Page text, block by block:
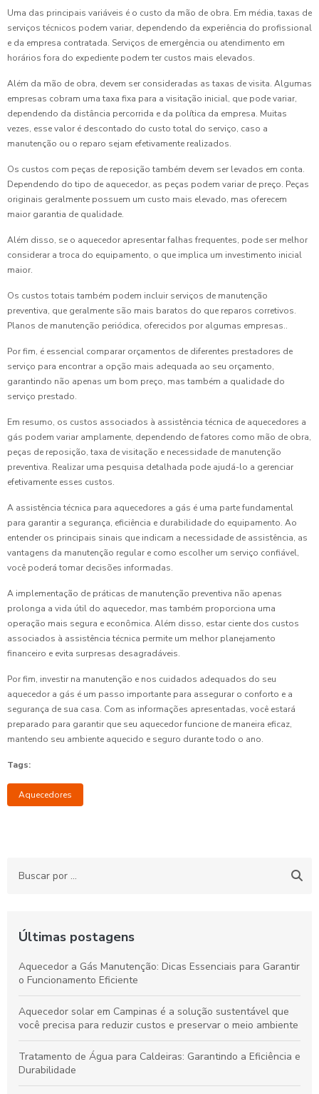
Uma das principais variáveis é o custo da mão de obra. Em média, taxas de
serviços técnicos podem variar, dependendo da experiência do profissional
e da empresa contratada. Serviços de emergência ou atendimento em
horários fora do expediente podem ter custos mais elevados.
Além da mão de obra, devem ser consideradas as taxas de visita. Algumas
empresas cobram uma taxa fixa para a visitação inicial, que pode variar,
dependendo da distância percorrida e da política da empresa. Muitas
vezes, esse valor é descontado do custo total do serviço, caso a
manutenção ou o reparo sejam efetivamente realizados.
Os custos com peças de reposição também devem ser levados em conta.
Dependendo do tipo de aquecedor, as peças podem variar de preço. Peças
originais geralmente possuem um custo mais elevado, mas oferecem
maior garantia de qualidade.
Além disso, se o aquecedor apresentar falhas frequentes, pode ser melhor
considerar a troca do equipamento, o que implica um investimento inicial
maior.
Os custos totais também podem incluir serviços de manutenção
preventiva, que geralmente são mais baratos do que reparos corretivos.
Planos de manutenção periódica, oferecidos por algumas empresas..
Por fim, é essencial comparar orçamentos de diferentes prestadores de
serviço para encontrar a opção mais adequada ao seu orçamento,
garantindo não apenas um bom preço, mas também a qualidade do
serviço prestado.
Em resumo, os custos associados à assistência técnica de aquecedores a
gás podem variar amplamente, dependendo de fatores como mão de obra,
peças de reposição, taxa de visitação e necessidade de manutenção
preventiva. Realizar uma pesquisa detalhada pode ajudá-lo a gerenciar
efetivamente esses custos.
A assistência técnica para aquecedores a gás é uma parte fundamental
para garantir a segurança, eficiência e durabilidade do equipamento. Ao
entender os principais sinais que indicam a necessidade de assistência, as
vantagens da manutenção regular e como escolher um serviço confiável,
você poderá tomar decisões informadas.
A implementação de práticas de manutenção preventiva não apenas
prolonga a vida útil do aquecedor, mas também proporciona uma
operação mais segura e econômica. Além disso, estar ciente dos custos
associados à assistência técnica permite um melhor planejamento
financeiro e evita surpresas desagradáveis.
Por fim, investir na manutenção e nos cuidados adequados do seu
aquecedor a gás é um passo importante para assegurar o conforto e a
segurança de sua casa. Com as informações apresentadas, você estará
preparado para garantir que seu aquecedor funcione de maneira eficaz,
mantendo seu ambiente aquecido e seguro durante todo o ano.
Tags:
Aquecedores
Últimas postagens
Aquecedor a Gás Manutenção: Dicas Essenciais para Garantir
o Funcionamento Eficiente
Aquecedor solar em Campinas é a solução sustentável que
você precisa para reduzir custos e preservar o meio ambiente
Tratamento de Água para Caldeiras: Garantindo a Eficiência e
Durabilidade